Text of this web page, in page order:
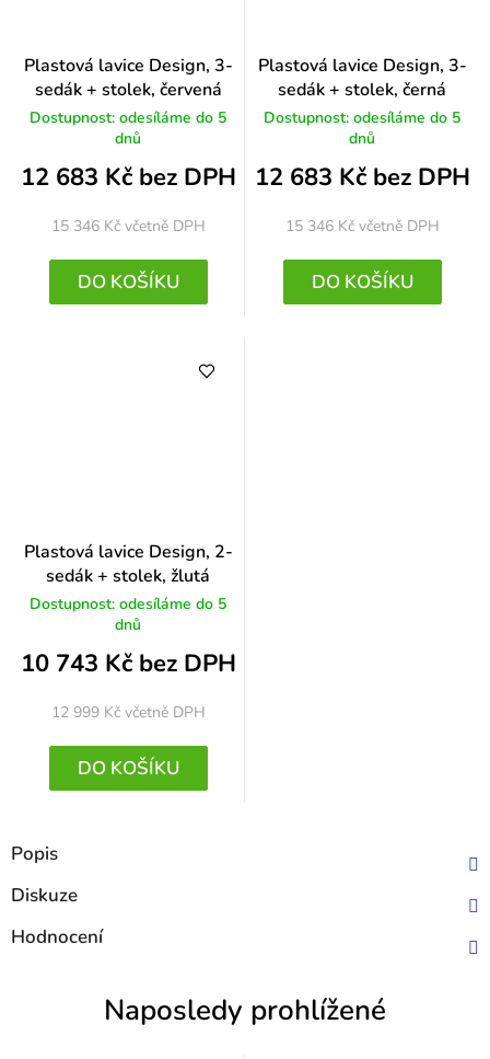
Plastová lavice Design, 3-
sedák + stolek, červená
Dostupnost: odesíláme do 5
dnů
12 683 Kč bez DPH
15 346 Kč včetně DPH
DO KOŠÍKU
Plastová lavice Design, 3-
sedák + stolek, černá
Dostupnost: odesíláme do 5
dnů
12 683 Kč bez DPH
15 346 Kč včetně DPH
DO KOŠÍKU
Plastová lavice Design, 2-
sedák + stolek, žlutá
Dostupnost: odesíláme do 5
dnů
10 743 Kč bez DPH
12 999 Kč včetně DPH
DO KOŠÍKU
Popis
Diskuze
Hodnocení
Naposledy prohlížené